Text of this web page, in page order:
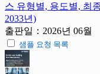
스 유형별, 용도별, 최
2033년)
출판일：2026년 06월
샘플 요청 목록